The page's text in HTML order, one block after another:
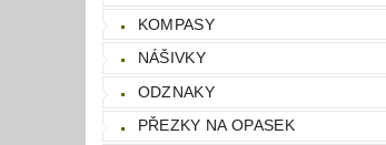
KOMPASY
NÁŠIVKY
ODZNAKY
PŘEZKY NA OPASEK